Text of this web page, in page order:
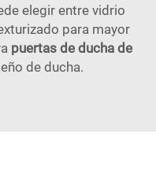
elegir entre vidrio
para mayor
puertas de ducha de
de ducha.